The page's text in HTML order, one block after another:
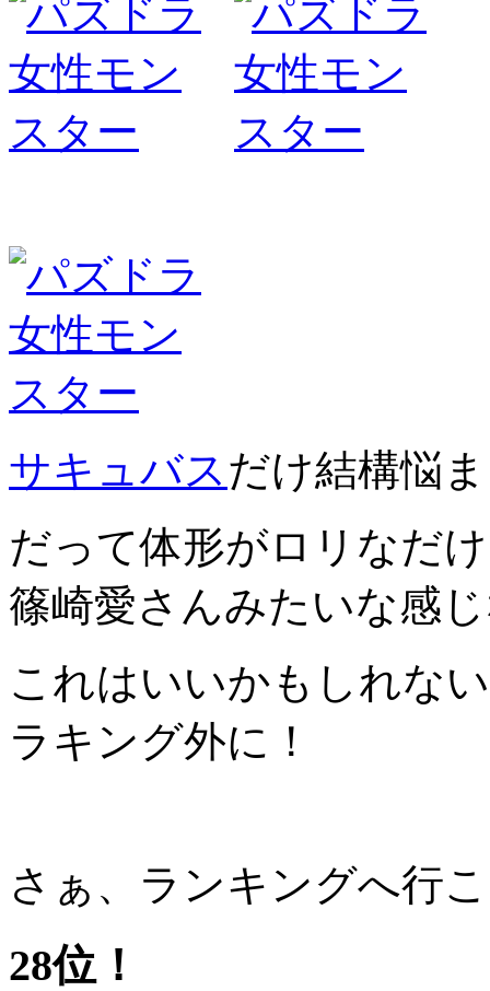
サキュバスだけ結構悩
だって体形がロリなだ
篠崎愛さんみたいな感
これはいいかもしれな
ラキング外に！
さぁ、ランキングへ行
28位！